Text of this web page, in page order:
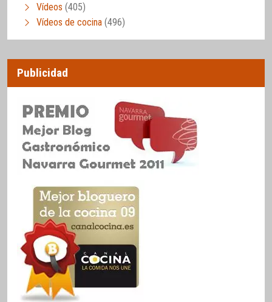
Vídeos (405)
Vídeos de cocina (496)
Publicidad